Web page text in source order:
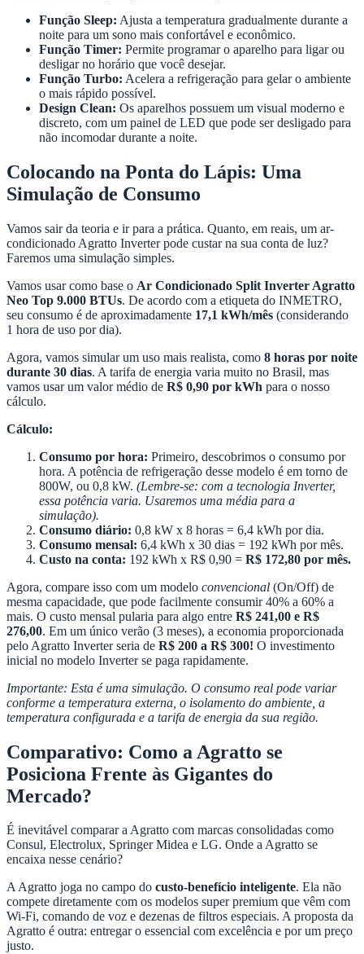
Função Sleep: Ajusta a temperatura gradualmente durante a
noite para um sono mais confortável e econômico.
Função Timer: Permite programar o aparelho para ligar ou
desligar no horário que você desejar.
Função Turbo: Acelera a refrigeração para gelar o ambiente
o mais rápido possível.
Design Clean: Os aparelhos possuem um visual moderno e
discreto, com um painel de LED que pode ser desligado para
não incomodar durante a noite.
Colocando na Ponta do Lápis: Uma
Simulação de Consumo
Vamos sair da teoria e ir para a prática. Quanto, em reais, um ar-
condicionado Agratto Inverter pode custar na sua conta de luz?
Faremos uma simulação simples.
Vamos usar como base o Ar Condicionado Split Inverter Agratto
Neo Top 9.000 BTUs. De acordo com a etiqueta do INMETRO,
seu consumo é de aproximadamente 17,1 kWh/mês (considerando
1 hora de uso por dia).
Agora, vamos simular um uso mais realista, como 8 horas por noite
durante 30 dias. A tarifa de energia varia muito no Brasil, mas
vamos usar um valor médio de R$ 0,90 por kWh para o nosso
cálculo.
Cálculo:
Consumo por hora: Primeiro, descobrimos o consumo por
hora. A potência de refrigeração desse modelo é em torno de
800W, ou 0,8 kW. (Lembre-se: com a tecnologia Inverter,
essa potência varia. Usaremos uma média para a
simulação).
Consumo diário: 0,8 kW x 8 horas = 6,4 kWh por dia.
Consumo mensal: 6,4 kWh x 30 dias = 192 kWh por mês.
Custo na conta: 192 kWh x R$ 0,90 = R$ 172,80 por mês.
Agora, compare isso com um modelo convencional (On/Off) de
mesma capacidade, que pode facilmente consumir 40% a 60% a
mais. O custo mensal pularia para algo entre R$ 241,00 e R$
276,00. Em um único verão (3 meses), a economia proporcionada
pelo Agratto Inverter seria de R$ 200 a R$ 300! O investimento
inicial no modelo Inverter se paga rapidamente.
Importante: Esta é uma simulação. O consumo real pode variar
conforme a temperatura externa, o isolamento do ambiente, a
temperatura configurada e a tarifa de energia da sua região.
Comparativo: Como a Agratto se
Posiciona Frente às Gigantes do
Mercado?
É inevitável comparar a Agratto com marcas consolidadas como
Consul, Electrolux, Springer Midea e LG. Onde a Agratto se
encaixa nesse cenário?
A Agratto joga no campo do custo-benefício inteligente. Ela não
compete diretamente com os modelos super premium que vêm com
Wi-Fi, comando de voz e dezenas de filtros especiais. A proposta da
Agratto é outra: entregar o essencial com excelência e por um preço
justo.